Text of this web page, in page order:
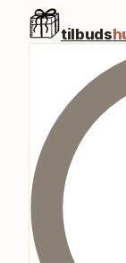
tilbuds